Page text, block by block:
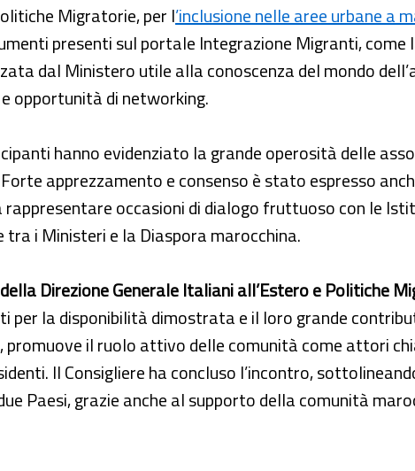
Migratorie, per l’inclusione nelle aree urbane a
presenti sul portale Integrazione Migranti, come
dal Ministero utile alla conoscenza del mondo
opportunità di networking.
hanno evidenziato la grande operosità delle
apprezzamento e consenso è stato espresso
occasioni di dialogo fruttuoso con le
i Ministeri e la Diaspora marocchina.
Direzione Generale Italiani all’Estero e Politiche
per la disponibilità dimostrata e il loro grande
promuove il ruolo attivo delle comunità come attori
Il Consigliere ha concluso l’incontro,
Paesi, grazie anche al supporto della comunità